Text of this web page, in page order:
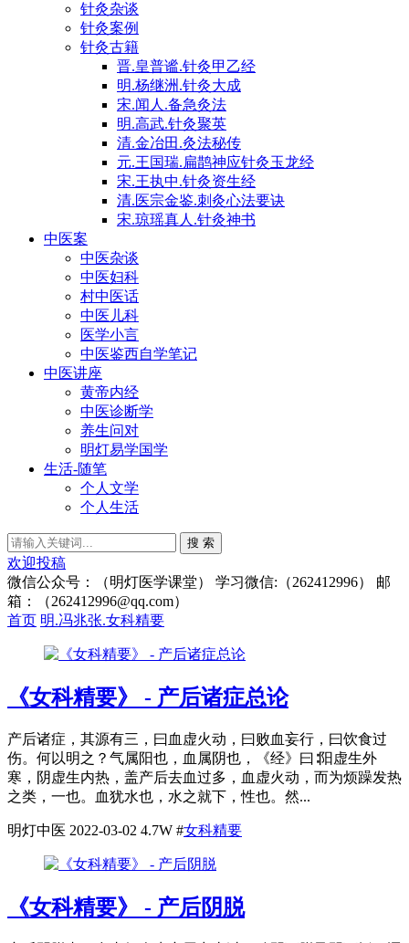
针灸杂谈
针灸案例
针灸古籍
晋.皇普谧.针灸甲乙经
明.杨继洲.针灸大成
宋.闻人.备急灸法
明.高武.针灸聚英
清.金冶田.灸法秘传
元.王国瑞.扁鹊神应针灸玉龙经
宋.王执中.针灸资生经
清.医宗金鉴.刺灸心法要诀
宋.琼瑶真人.针灸神书
中医案
中医杂谈
中医妇科
村中医话
中医儿科
医学小言
中医鉴西自学笔记
中医讲座
黄帝内经
中医诊断学
养生问对
明灯易学国学
生活-随笔
个人文学
个人生活
搜 索
欢迎投稿
微信公众号：（明灯医学课堂） 学习微信:（262412996） 邮
箱：（262412996@qq.com）
首页 明.冯兆张.女科精要
《女科精要》 - 产后诸症总论
产后诸症，其源有三，曰血虚火动，曰败血妄行，曰饮食过
伤。何以明之？气属阳也，血属阴也，《经》曰∶阳虚生外
寒，阴虚生内热，盖产后去血过多，血虚火动，而为烦躁发热
之类，一也。血犹水也，水之就下，性也。然...
明灯中医 2022-03-02 4.7W #女科精要
《女科精要》 - 产后阴脱